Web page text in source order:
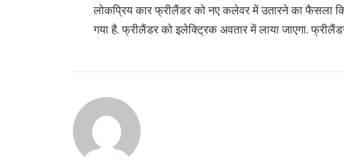
लोकप्रिय कार फ्रीलैंडर को नए कलेवर में उतारने का फैसला
गया है. फ्रीलैंडर को इलेक्ट्रिक अवतार में लाया जाएगा.